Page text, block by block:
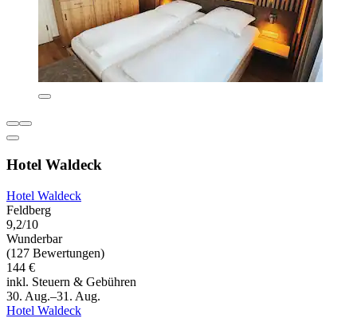
Hotel Waldeck
Hotel Waldeck
Feldberg
9,2/10
Wunderbar
(127 Bewertungen)
144 €
inkl. Steuern & Gebühren
30. Aug.–31. Aug.
Hotel Waldeck